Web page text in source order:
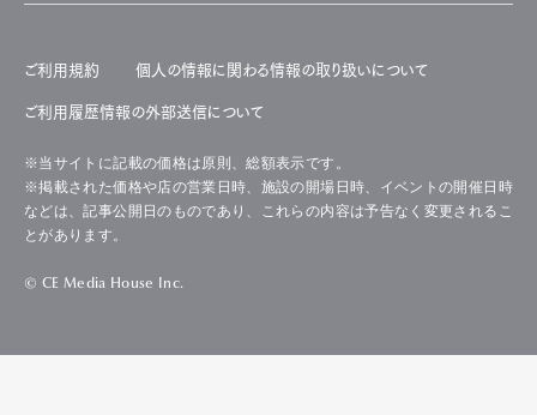
ご利用規約 個人の情報に関わる情報の取り扱いについて
ご利用履歴情報の外部送信について
※当サイトに記載の価格は原則、総額表示です。
※掲載された価格や店の営業日時、施設の開場日時、イベントの開催日時
などは、記事公開日のものであり、これらの内容は予告なく変更されるこ
とがあります。
© CE Media House Inc.